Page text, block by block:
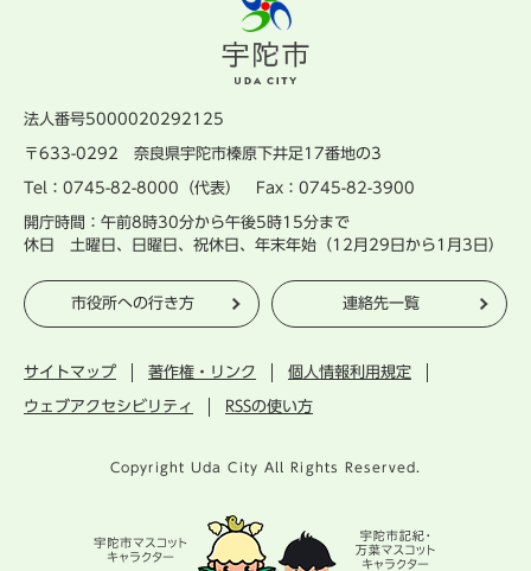
法人番号5000020292125
〒633-0292 奈良県宇陀市榛原下井足17番地の3
Tel：0745-82-8000（代表） Fax：0745-82-3900
開庁時間：午前8時30分から午後5時15分まで
休日 土曜日、日曜日、祝休日、年末年始（12月29日から1月3日）
市役所への行き方 連絡先一覧
サイトマップ 著作権・リンク 個人情報利用規定
ウェブアクセシビリティ RSSの使い方
Copyright Uda City All Rights Reserved.